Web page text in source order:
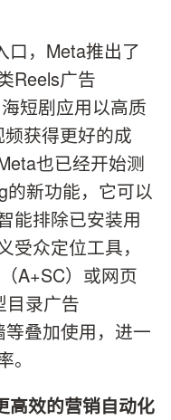
口，Meta推出了
Reels广告
短剧应用以高质
获得更好的成
也已经开始测
的新功能，它可以
能排除已安装用
众定位工具，
A+SC）或网页
目录广告
等叠加使用，进一
高效的营销自动化